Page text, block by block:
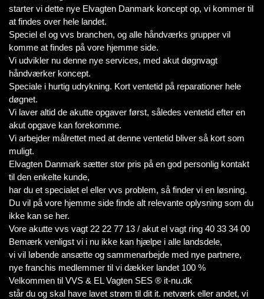
starter vi dette nye Elvagten Danmark koncept op, vi kommer til
at findes over hele landet.
Speciel el og vvs branchen, og alle håndværks grupper vil
komme at findes på vore hjemme side.
Vi udvikler nu denne nye services, med akut døgnvagt
håndværker koncept.
Speciale i hurtig udrykning. Kort ventetid på reparationer hele
døgnet.
Vi laver altid de akutte opgaver først, således ventetid efter en
akut opgave kan forekomme.
Vi arbejder målrettet med at denne ventetid bliver så kort som
muligt.
Elvagten Danmark sætter stor pris på en god personlig kontakt
til den enkelte kunde,
har du et specialet el eller vvs problem, så finder vi en løsning.
Du vil på vore hjemme side finde alt relevante oplysning som du
ikke kan se her.
Vore akutte vvs vagt 22 22 77 13 / akut el vagt ring 40 33 34 00
Bemærk venligst vi i nu ikke kan hjælpe i alle landsdele,
vi vil løbende ansætte og sammenarbejde med nye partnere,
nye franchis medlemmer til vi dækker landet 100 %
Velkommen til VVS & EL Vagten SES ® it-nu.dk
står du og skal have lavet strøm til dit it. netværk eller andet, vi